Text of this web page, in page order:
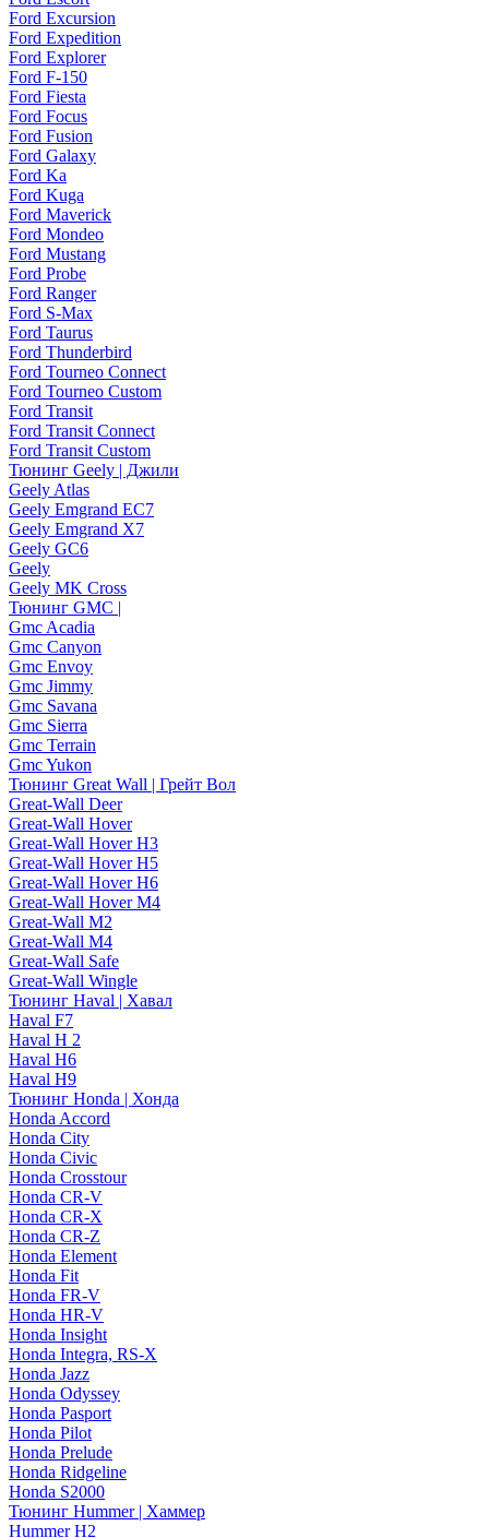
Ford Excursion
Ford Expedition
Ford Explorer
Ford F-150
Ford Fiesta
Ford Focus
Ford Fusion
Ford Galaxy
Ford Ka
Ford Kuga
Ford Maverick
Ford Mondeo
Ford Mustang
Ford Probe
Ford Ranger
Ford S-Max
Ford Taurus
Ford Thunderbird
Ford Tourneo Connect
Ford Tourneo Custom
Ford Transit
Ford Transit Connect
Ford Transit Custom
Тюнинг Geely | Джили
Geely Atlas
Geely Emgrand EC7
Geely Emgrand X7
Geely GC6
Geely
Geely MK Cross
Тюнинг GMC |
Gmc Acadia
Gmc Canyon
Gmc Envoy
Gmc Jimmy
Gmc Savana
Gmc Sierra
Gmc Terrain
Gmc Yukon
Тюнинг Great Wall | Грейт Вол
Great-Wall Deer
Great-Wall Hover
Great-Wall Hover H3
Great-Wall Hover H5
Great-Wall Hover H6
Great-Wall Hover M4
Great-Wall M2
Great-Wall M4
Great-Wall Safe
Great-Wall Wingle
Тюнинг Haval | Хавал
Haval F7
Haval H 2
Haval H6
Haval H9
Тюнинг Honda | Хонда
Honda Accord
Honda City
Honda Civic
Honda Crosstour
Honda CR-V
Honda CR-X
Honda CR-Z
Honda Element
Honda Fit
Honda FR-V
Honda HR-V
Honda Insight
Honda Integra, RS-X
Honda Jazz
Honda Odyssey
Honda Pasport
Honda Pilot
Honda Prelude
Honda Ridgeline
Honda S2000
Тюнинг Hummer | Хаммер
Hummer H2